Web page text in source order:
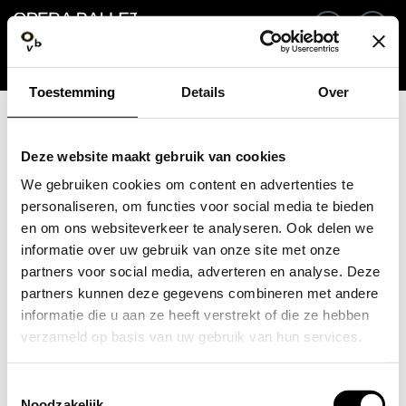
Toestemming Details Over
Deze website maakt gebruik van cookies
We gebruiken cookies om content en advertenties te
personaliseren, om functies voor social media te bieden
en om ons websiteverkeer te analyseren. Ook delen we
informatie over uw gebruik van onze site met onze
partners voor social media, adverteren en analyse. Deze
partners kunnen deze gegevens combineren met andere
informatie die u aan ze heeft verstrekt of die ze hebben
verzameld op basis van uw gebruik van hun services.
Wachtwoord Wachtwoord vergeten?
Account maken